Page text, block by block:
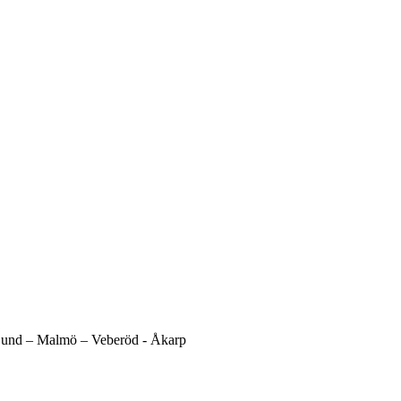
– Malmö – Veberöd - Åkarp